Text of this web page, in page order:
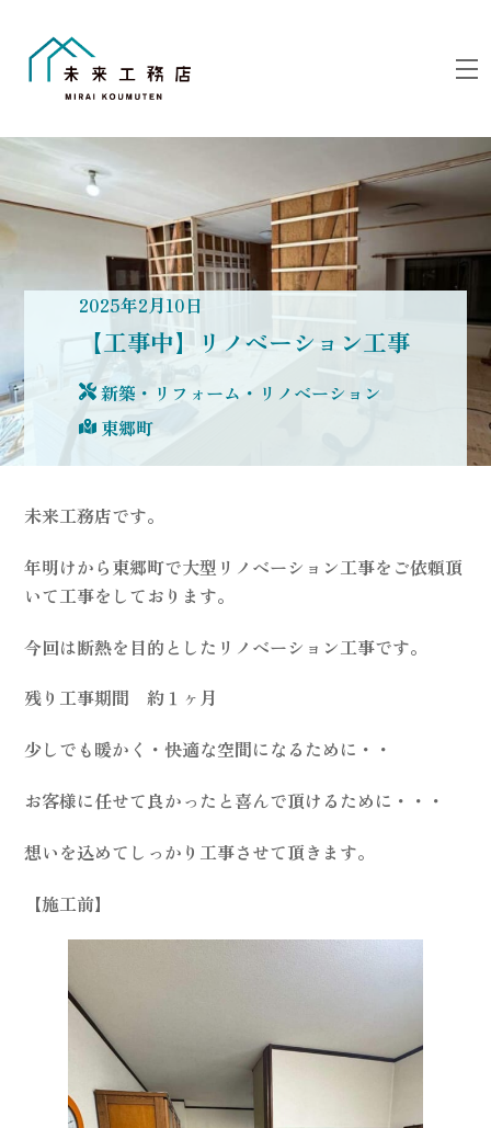
2025年2月10日
【工事中】リノベーション工事
新築・リフォーム・リノベーション
東郷町
未来工務店です。
年明けから東郷町で大型リノベーション工事をご依頼頂
いて工事をしております。
今回は断熱を目的としたリノベーション工事です。
残り工事期間 約１ヶ月
少しでも暖かく・快適な空間になるために・・
お客様に任せて良かったと喜んで頂けるために・・・
想いを込めてしっかり工事させて頂きます。
【施工前】